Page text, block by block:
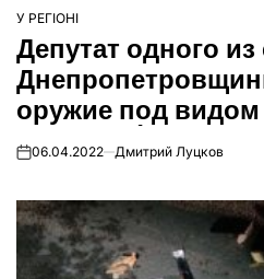
ОПУБЛІКУВАТИ
У
У РЕГІОНІ
Депутат одного
оружие под
помощи (Фото,
on06.04.2022 Дмитрий Луцков